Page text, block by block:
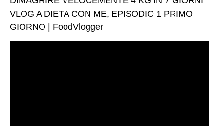
VLOG A DIETA CON ME, EPISODIO 1 PRIMO
GIORNO | FoodVlogger